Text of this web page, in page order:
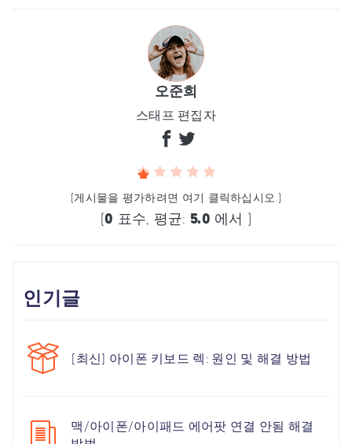
오준희
스태프 편집자
(게시물을 평가하려면 여기 클릭하십시오.)
(0 표수, 평균: 5.0 에서 )
인기글
[최신] 아이폰 키보드 렉: 원인 및 해결 방법
맥/아이폰/아이패드 에어팟 연결 안됨 해결